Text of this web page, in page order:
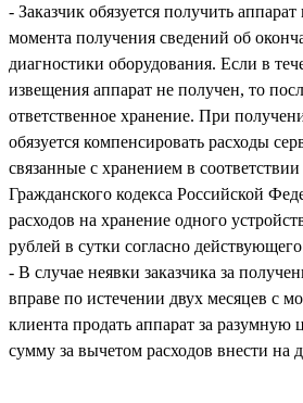
- Заказчик обязуется получить
момента получения сведений об
диагностики оборудования. Если в
извещения аппарат не получен, то
ответственное хранение. При
обязуется компенсировать расходы
связанные с хранением в соответствии
Гражданского кодекса Российской
расходов на хранение одного
рублей в сутки согласно
- В случае неявки заказчика за
вправе по истечении двух месяцев с
клиента продать аппарат за
сумму за вычетом расходов внести на